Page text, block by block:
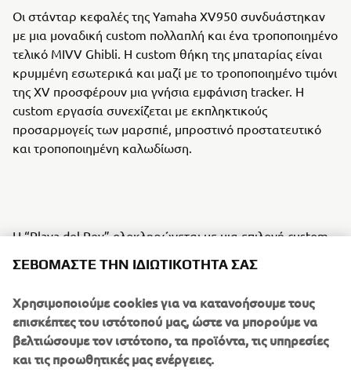
Οι στάνταρ κεφαλές της Yamaha XV950 συνδυάστηκαν
με μια μοναδική custom πολλαπλή και ένα τροποποιημένο
τελικό MIVV Ghibli. Η custom θήκη της μπαταρίας είναι
κρυμμένη εσωτερικά και μαζί με το τροποποιημένο τιμόνι
της XV προσφέρουν μια γνήσια εμφάνιση tracker. Η
custom εργασία συνεχίζεται με εκπληκτικούς
προσαρμογείς των μαρσπιέ, μπροστινό προστατευτικό
και τροποποιημένη καλωδίωση.
Η “Playa del Rey” ολοκληρώνεται με μια επιλογή custom
τα πίσω αμορτισέρ Ohlins. Η custom τάπα Crafty B
σκαλισμένο καπάκι του κινητήρα, απογειώνουν τις
αισθήσεις. Ο προβολέας και τα γκριπ Vitys, τα μικρά
χειριστήρια και οι διακόπτες της Rebufini προσθέτουν
στυλ στο μπροστινό μέρος. Η εικόνα ολοκληρώνεται με
ΣΕΒΌΜΑΣΤΕ ΤΗΝ ΙΔΙΩΤΙΚΌΤΗΤΆ ΣΑΣ
Χρησιμοποιούμε cookies για να κατανοήσουμε τους
επισκέπτες του ιστότοπού μας, ώστε να μπορούμε να
βελτιώσουμε τον ιστότοπο, τα προϊόντα, τις υπηρεσίες
και τις προωθητικές μας ενέργειες.